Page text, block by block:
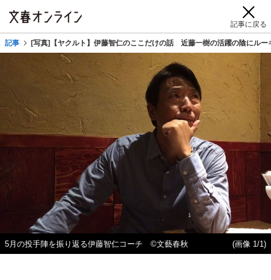
記事に戻る
記事 [写真]【ヤクルト】伊藤智仁のここだけの話 近藤一樹の活躍の陰にルー
5月の投手陣を振り返る伊藤智仁コーチ ©文藝春秋 (画像 1/1)